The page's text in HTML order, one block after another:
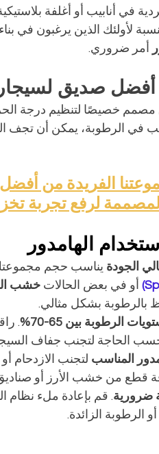
في أنابيب أو أغلفة
لأولئك الذين يرغبون في
أمر ضروري.
مصمم خصيصًا لتنظيم درجة
في الرطوبة، يمكن أن تجف
الفريدة من
لرفع تجربة
الجودة يناسب حجم
أو في بعض الحالات خشب
بالرطوبة بشكل مثالي.
الرطوبة بين 65-70%
الحاجة لتجنب جفاف
المناسب لتجنب الازدحام
قطع من خشب الأرز أو صناديق
ضرورية. قم بإعادة ملء نظام
الرطوبة الزائدة.